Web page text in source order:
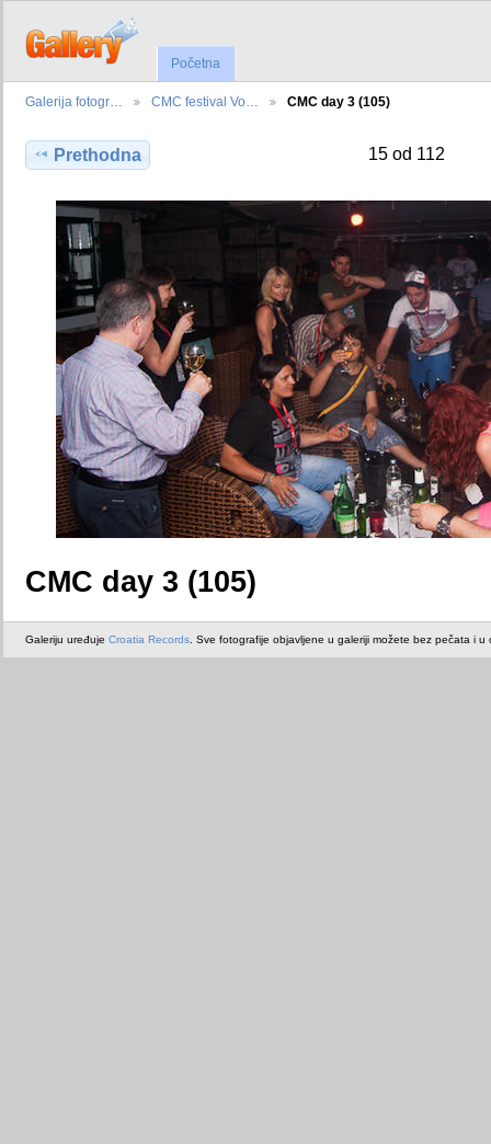
Početna
Galerija fotogr… CMC festival Vo… CMC day 3 (105)
Prethodna 15 od 112
CMC day 3 (105)
Galeriju uređuje Croatia Records . Sve fotografije objavljene u galeriji možete bez pečata i